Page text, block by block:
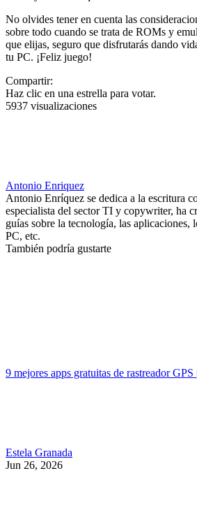
No olvides tener en cuenta las
sobre todo cuando se trata de ROMs y
que elijas, seguro que disfrutarás dando
tu PC. ¡Feliz juego!
Compartir:
Haz clic en una estrella para votar.
5937 visualizaciones
Antonio Enriquez
Antonio Enríquez se dedica a la escritura
especialista del sector TI y copywriter, ha
guías sobre la tecnología, las aplicaciones,
PC, etc.
También podría gustarte
9 mejores apps gratuitas de rastreador
Estela Granada
Jun 26, 2026